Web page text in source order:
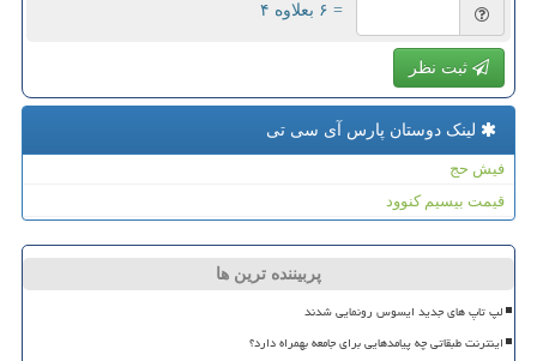
= ۶ بعلاوه ۴
ثبت نظر
لینک دوستان پارس آی سی تی
فیش حج
قیمت بیسیم کنوود
پربیننده ترین ها
لپ تاپ های جدید ایسوس رونمایی شدند
اینترنت طبقاتی چه پیامدهایی برای جامعه بهمراه دارد؟